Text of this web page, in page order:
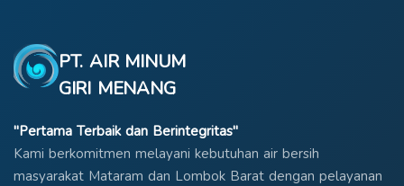
PT. AIR MINUM
GIRI MENANG
"Pertama Terbaik dan Berintegritas"
Kami berkomitmen melayani kebutuhan air bersih
masyarakat Mataram dan Lombok Barat dengan pelayanan